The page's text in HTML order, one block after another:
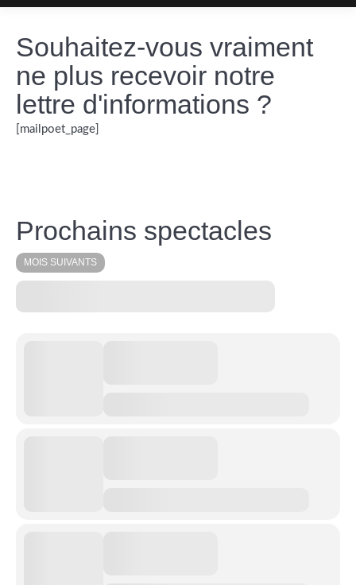
Souhaitez-vous vraiment
ne plus recevoir notre
lettre d'informations ?
[mailpoet_page]
Prochains spectacles
MOIS SUIVANTS